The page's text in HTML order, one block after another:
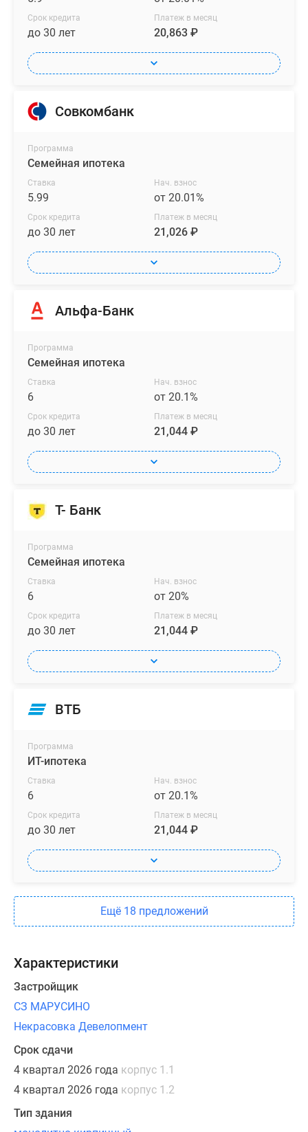
форматах
продумано
несколько
санузлов.
квартиры
стороны
двумя
балконами
больше
светом.
потолков
квартирах
достигает
передаются
отделке.
Купить
квартиру
рассрочку
100%
Срок кредита
до 30 лет
Платеж в месяц
20,863 ₽
Совкомбанк
Программа
Семейная ипотека
Ставка
5.99
Нач. взнос
от 20.01%
Срок кредита
до 30 лет
Платеж в месяц
21,026 ₽
Альфа-Банк
Программа
Семейная ипотека
Ставка
6
Нач. взнос
от 20.1%
Срок кредита
до 30 лет
Платеж в месяц
21,044 ₽
Т- Банк
Программа
Семейная ипотека
Ставка
6
Нач. взнос
от 20%
Срок кредита
до 30 лет
Платеж в месяц
21,044 ₽
ВТБ
Программа
ИТ-ипотека
Ставка
6
Нач. взнос
от 20.1%
Срок кредита
до 30 лет
Платеж в месяц
21,044 ₽
Ещё 18 предложений
Характеристики
Застройщик
СЗ МАРУСИНО
Некрасовка Девелопмент
Срок сдачи
4 квартал 2026 года корпус 1.1
4 квартал 2026 года корпус 1.2
Тип здания